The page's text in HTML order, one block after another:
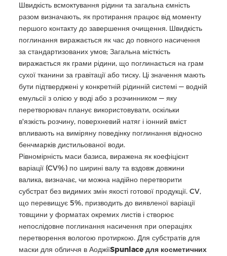
Швидкість всмоктування рідини та загальна ємність
разом визначають, як протирання працює від моменту
першого контакту до завершення очищення. Швидкість
поглинання виражається як час до повного насичення
за стандартизованих умов; Загальна місткість
виражається як грами рідини, що поглинається на грам
сухої тканини за гравітації або тиску. Ці значення мають
бути підтверджені у конкретній рідинній системі — водній
емульсії з олією у воді або з розчинником — яку
перетворювач планує використовувати, оскільки
в'язкість розчину, поверхневий натяг і іонний вміст
впливають на виміряну поведінку поглинання відносно
бенчмарків дистильованої води.
Рівномірність маси базиса, виражена як коефіцієнт
варіації (CV%) по ширині валу та вздовж довжини
валика, визначає, чи можна надійно перетворити
субстрат без видимих змін якості готової продукції. CV,
що перевищує 5%, призводить до виявленої варіації
товщини у форматах окремих листів і створює
непослідовне поглинання насичення при операціях
перетворення вологою протиркою. Для субстратів для
маски для обличчя в АоджіїSpunlace для косметичних